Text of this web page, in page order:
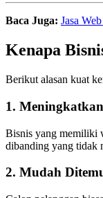
Baca Juga: Jasa
Kenapa
Berikut alasan kuat
1.
Bisnis yang memiliki
dibanding yang tidak
2. Mudah